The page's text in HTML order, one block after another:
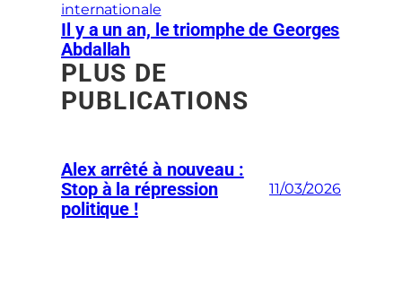
internationale
Il y a un an, le triomphe de Georges
Abdallah
PLUS DE
PUBLICATIONS
Alex arrêté à nouveau :
Stop à la répression
politique !
11/03/2026